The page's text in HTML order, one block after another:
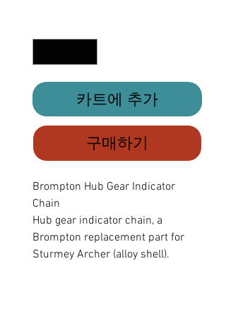
카트에 추가
구매하기
Brompton Hub Gear Indicator
Chain
Hub gear indicator chain, a
Brompton replacement part for
Sturmey Archer (alloy shell).